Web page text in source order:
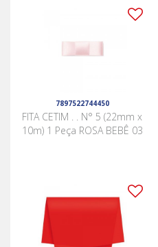
7897522744450
FITA CETIM . . N° 5 (22mm x
10m) 1 Peça ROSA BEBÊ 03